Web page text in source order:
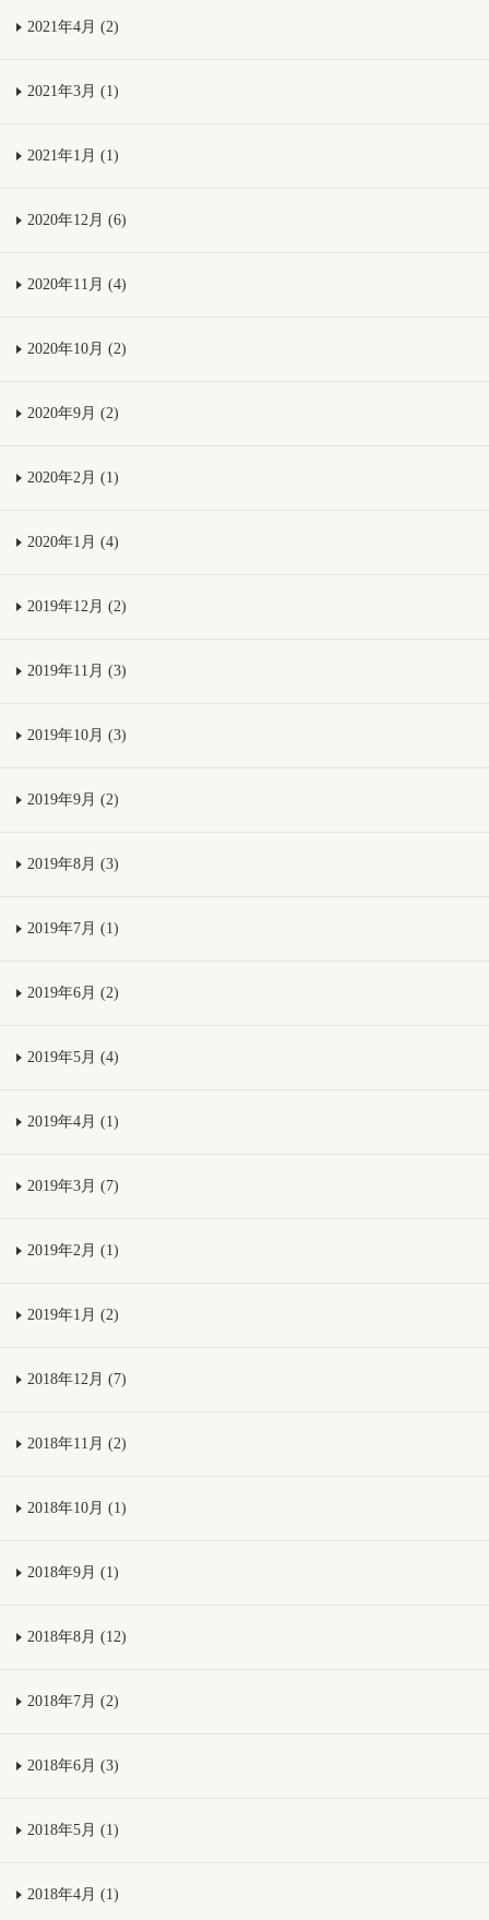
2021年4月 (2)
2021年3月 (1)
2021年1月 (1)
2020年12月 (6)
2020年11月 (4)
2020年10月 (2)
2020年9月 (2)
2020年2月 (1)
2020年1月 (4)
2019年12月 (2)
2019年11月 (3)
2019年10月 (3)
2019年9月 (2)
2019年8月 (3)
2019年7月 (1)
2019年6月 (2)
2019年5月 (4)
2019年4月 (1)
2019年3月 (7)
2019年2月 (1)
2019年1月 (2)
2018年12月 (7)
2018年11月 (2)
2018年10月 (1)
2018年9月 (1)
2018年8月 (12)
2018年7月 (2)
2018年6月 (3)
2018年5月 (1)
2018年4月 (1)